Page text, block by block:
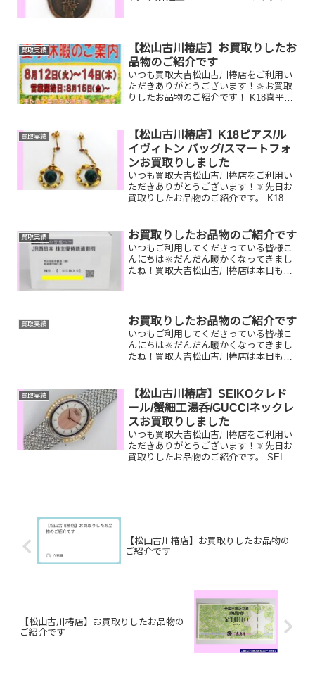
寧に査定させていた...
買取実績
【松山古川椿店】お買取りしたお
品物のご紹介です
いつも買取大吉松山古川椿店をご利用い
ただきありがとうございます！🔆お買取
りしたお品物のご紹介です！ K18喜平ネ
物はございませんか？そのお品物ぜひ！
買取大吉松山古川椿店...
買取実績
【松山古川椿店】K18ピアス/ル
イヴィトン バッグ/スマートフォ
ンお買取りしました
いつも買取大吉松山古川椿店をご利用い
ただきありがとうございます！🔆先日お
買取りしたお品物のご紹介です。 K18ピ
はございませんか？ぜひ買取大吉松山古
川椿店にお査定...
買取実績 お買取りしたお品物のご紹介です
いつもご利用してくださっている皆様こ
んにちは🔆だんだん暖かくなってきまし
たね！買取大吉松山古川椿店は本日も元
ひ！買取大吉松山古川椿店...
買取実績 お買取りしたお品物のご紹介です
いつもご利用してくださっている皆様こ
んにちは🔆だんだん暖かくなってきまし
たね！買取大吉松山古川椿店は本日も元
品物はございませんか？そのお品物ぜ
ひ！買取大吉松山古川椿店...
買取実績
【松山古川椿店】SEIKOクレド
ール/蟹細工湯呑/GUCCIネックレ
スお買取りしました
いつも買取大吉松山古川椿店をご利用い
ただきありがとうございます！🔆先日お
買取りしたお品物のご紹介です。 SEIKO
【松山古川椿店】お買取りしたお品物の
ご紹介です
【松山古川椿店】お買取りしたお品物の
ご紹介です